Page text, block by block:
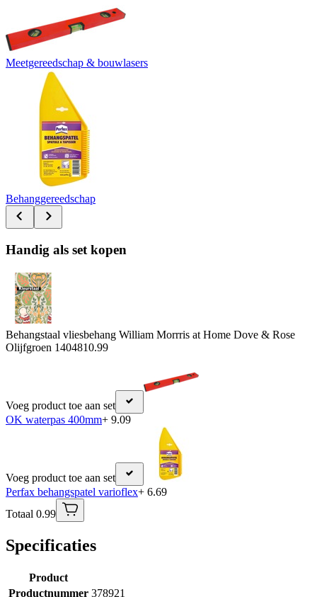
Meetgereedschap & bouwlasers
Behanggereedschap
Handig als set kopen
Behangstaal vliesbehang William Morrris at Home Dove & Rose
Olijfgroen 1404810.99
Voeg product toe aan set
OK waterpas 400mm+ 9.09
Voeg product toe aan set
Perfax behangspatel varioflex+ 6.69
Totaal 0.99
Specificaties
Product
Productnummer 378921